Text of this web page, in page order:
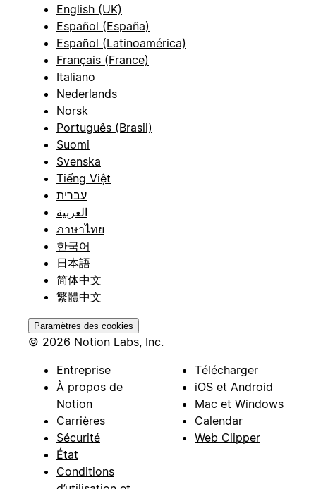
English (UK)
Español (España)
Español (Latinoamérica)
Français (France)
Italiano
Nederlands
Norsk
Português (Brasil)
Suomi
Svenska
Tiếng Việt
עברית
العربية
ภาษาไทย
한국어
日本語
简体中文
繁體中文
Paramètres des cookies
© 2026 Notion Labs, Inc.
Entreprise
À propos de
Notion
Carrières
Sécurité
État
Conditions
Télécharger
iOS et Android
Mac et Windows
Calendar
Web Clipper